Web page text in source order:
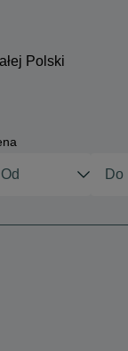
Polski